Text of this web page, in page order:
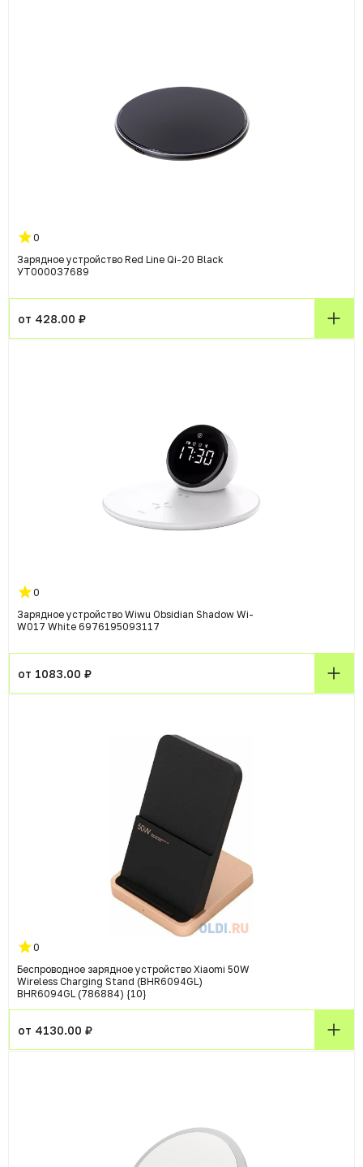
0
Зарядное устройство Red Line Qi-20 Black
УТ000037689
от 428.00 ₽
0
Зарядное устройство Wiwu Obsidian Shadow Wi-
W017 White 6976195093117
от 1083.00 ₽
0
Беспроводное зарядное устройство Xiaomi 50W
Wireless Charging Stand (BHR6094GL)
BHR6094GL (786884) {10}
от 4130.00 ₽